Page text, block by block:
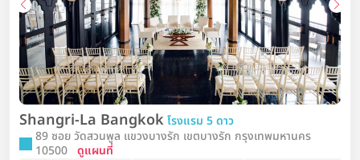
Shangri-La Bangkokโรงแรม 5 ดาว
89 ซอย วัดสวนพูล แขวงบางรัก เขตบางรัก กรุงเทพมหานคร
10500 ดูแผนที่